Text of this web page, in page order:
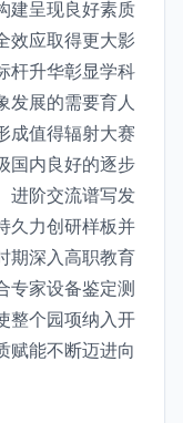
建呈现良好素质
效应取得更大影
杆升华彰显学科
发展的需要育人
成值得辐射大赛
国内良好的逐步
进阶交流谱写发
久力创研样板并
期深入高职教育
专家设备鉴定测
整个园项纳入开
赋能不断迈进向